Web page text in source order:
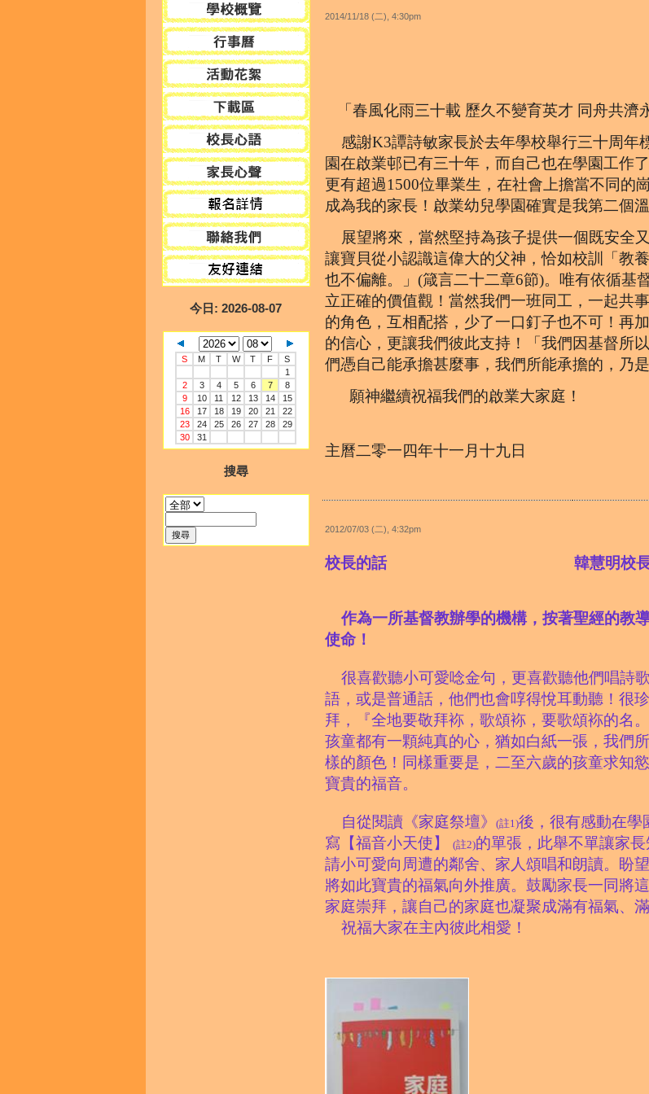
今日 : 2026-08-07
S M T W T F
S
1
2
3 4 5 6 7
8
9
10 11 12 13 14
15
16
17 18 19 20 21
22
23
24 25 26 27 28
29
30
31
搜尋
2014/11/18 (二), 4:30pm
「春風化雨三十載 歷久不變育英才 同舟共濟
感謝K3譚詩敏家長於去年學校舉行三十周年
園在啟業邨已有三十年，而自己也在學園工作
更有超過1500位畢業生，在社會上擔當不同的
成為我的家長！啟業幼兒學園確實是我第二個溫
展望將來，當然堅持為孩子提供一個既安全
讓寶貝從小認識這偉大的父神，恰如校訓「教
也不偏離。」(箴言二十二章6節)。唯有依循基
立正確的價值觀！當然我們一班同工，一起共
的角色，互相配搭，少了一口釘子也不可！再
的信心，更讓我們彼此支持！「我們因基督所
們憑自己能承擔甚麼事，我們所能承擔的，乃
願神繼續祝福我們的啟業大家庭！
主曆二零一四年十一月十九日
2012/07/03 (二), 4:32pm
校長的話 韓慧明校
作為一所基督教辦學的機構，按著聖經的教
使命！
很喜歡聽小可愛唸金句，更喜歡聽他們唱詩
語，或是普通話，他們也會啍得悅耳動聽！很
拜，
『全地要敬拜袮，歌頌袮，要歌頌袮的名。
孩童都有一顆純真的心，猶如白紙一張，我們
樣的顏色！同樣重要是，二至六歲的孩童求知
寶貴的福音。
自從閱讀《家庭祭壇》 (註1)後，很有感動在學
寫【福音小天使】
(註2)的單張，此舉不單讓家
請小可愛向周遭的鄰舍、家人頌唱和朗讀。盼
將如此寶貴的福氣向外推廣。鼓勵家長一同將
家庭崇拜，讓自己的家庭也凝聚成滿有福氣、
祝福大家在主內彼此相愛！